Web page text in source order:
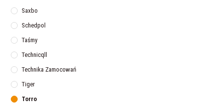
Saxbo
Schedpol
Taśmy
Technicqll
Technika Zamocowań
Tiger
Torro